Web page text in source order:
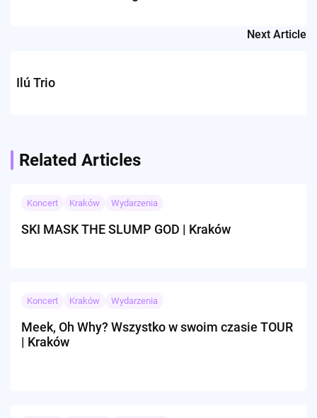
Next Article
Ilú Trio
Related Articles
Koncert Kraków Wydarzenia
SKI MASK THE SLUMP GOD | Kraków
Koncert Kraków Wydarzenia
Meek, Oh Why? Wszystko w swoim czasie TOUR
| Kraków